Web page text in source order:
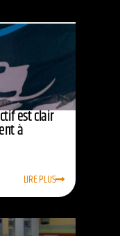
est clair
à
LIRE PLUS